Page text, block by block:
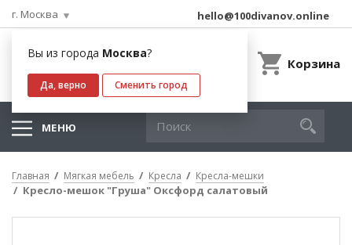
г. Москва
Вы из города Москва?
Да, верно Сменить город
hello@100divanov.online
Корзина
МЕНЮ
Главная Мягкая мебель Кресла Кресла-мешки
Кресло-мешок "Груша" Оксфорд салатовый